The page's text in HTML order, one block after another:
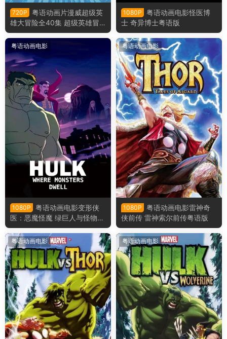
720P
粤语动画片漫威超级英
雄大冒险全40集 超级英雄冒
险粤语版
1080P
粤语动画电影怪医博
士 奇异博士粤语版
粤语动画电影
1080P
粤语动画电影变形侠
医：恶魔怪魔 绿巨人与怪物粤
语版
粤语动画电影
1080P
粤语动画电影雷神奇
侠前传 雷神索尔前传粤语版
粤语动画电影 粤语动画电影